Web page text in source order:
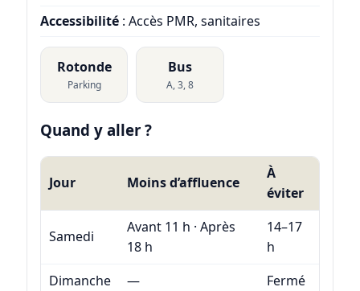
Accessibilité: Accès PMR, sanitaires
Rotonde
Parking
Bus
A, 3, 8
Quand y aller ?
Jour Moins d’affluence
À
éviter
Samedi
Avant 11 h · Après
18 h
14–17
h
Dimanche
— Fermé